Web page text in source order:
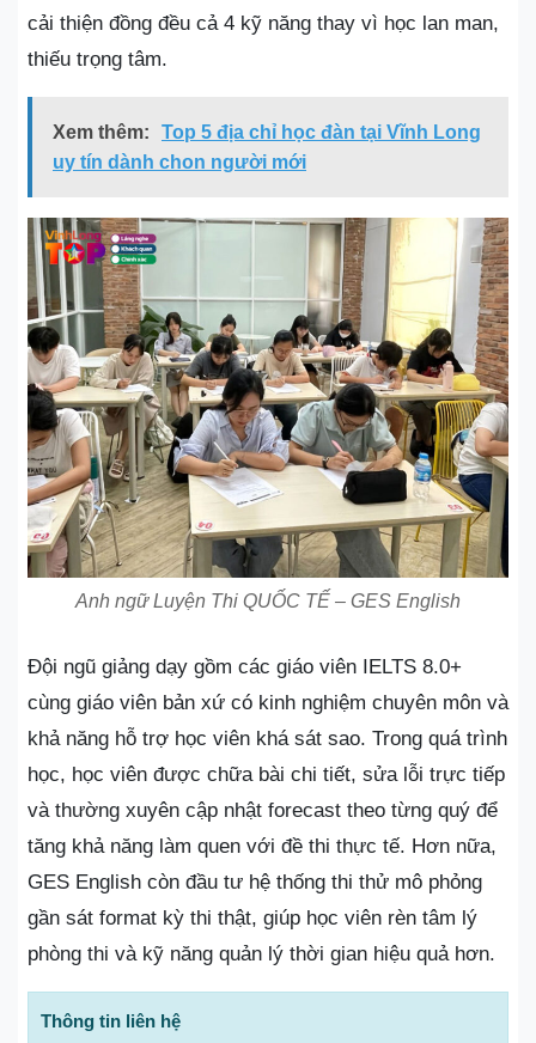
cải thiện đồng đều cả 4 kỹ năng thay vì học lan man,
thiếu trọng tâm.
Xem thêm:
Top 5 địa chỉ học đàn tại Vĩnh Long
uy tín dành chon người mới
Anh ngữ Luyện Thi QUỐC TẾ – GES English
Đội ngũ giảng dạy gồm các giáo viên IELTS 8.0+
cùng giáo viên bản xứ có kinh nghiệm chuyên môn và
khả năng hỗ trợ học viên khá sát sao. Trong quá trình
học, học viên được chữa bài chi tiết, sửa lỗi trực tiếp
và thường xuyên cập nhật forecast theo từng quý để
tăng khả năng làm quen với đề thi thực tế. Hơn nữa,
GES English còn đầu tư hệ thống thi thử mô phỏng
gần sát format kỳ thi thật, giúp học viên rèn tâm lý
phòng thi và kỹ năng quản lý thời gian hiệu quả hơn.
Thông tin liên hệ